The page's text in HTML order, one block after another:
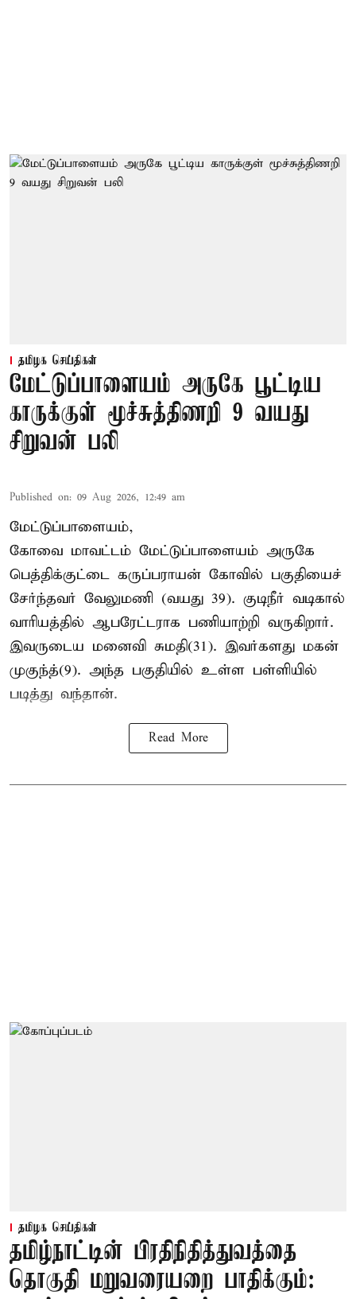
தமிழக செய்திகள்
மேட்டுப்பாளையம் அருகே பூட்டிய
காருக்குள் மூச்சுத்திணறி 9 வயது
சிறுவன் பலி
Published on: 09 Aug 2026, 12:49 am
மேட்டுப்பாளையம்,
கோவை மாவட்டம் மேட்டுப்பாளையம் அருகே
பெத்திக்குட்டை கருப்பராயன் கோவில் பகுதியைச்
சேர்ந்தவர் வேலுமணி (வயது 39). குடிநீர் வடிகால்
வாரியத்தில் ஆபரேட்டராக பணியாற்றி வருகிறார்.
இவருடைய மனைவி சுமதி(31). இவர்களது மகன்
முகுந்த்(9). அந்த பகுதியில் உள்ள பள்ளியில்
படித்து வந்தான்.
Read More
தமிழக செய்திகள்
தமிழ்நாட்டின் பிரதிநிதித்துவத்தை
தொகுதி மறுவரையறை பாதிக்கும்: